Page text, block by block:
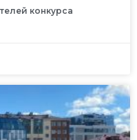
конкурса